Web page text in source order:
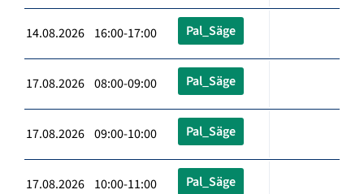
14.08.2026 16:00-17:00 Pal_Säge
17.08.2026 08:00-09:00 Pal_Säge
17.08.2026 09:00-10:00 Pal_Säge
17.08.2026 10:00-11:00 Pal_Säge